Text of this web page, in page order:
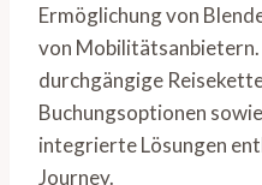
Ermöglichung von
von
durchgängige
Buchungsoptionen
integrierte Lösungen
Journey.